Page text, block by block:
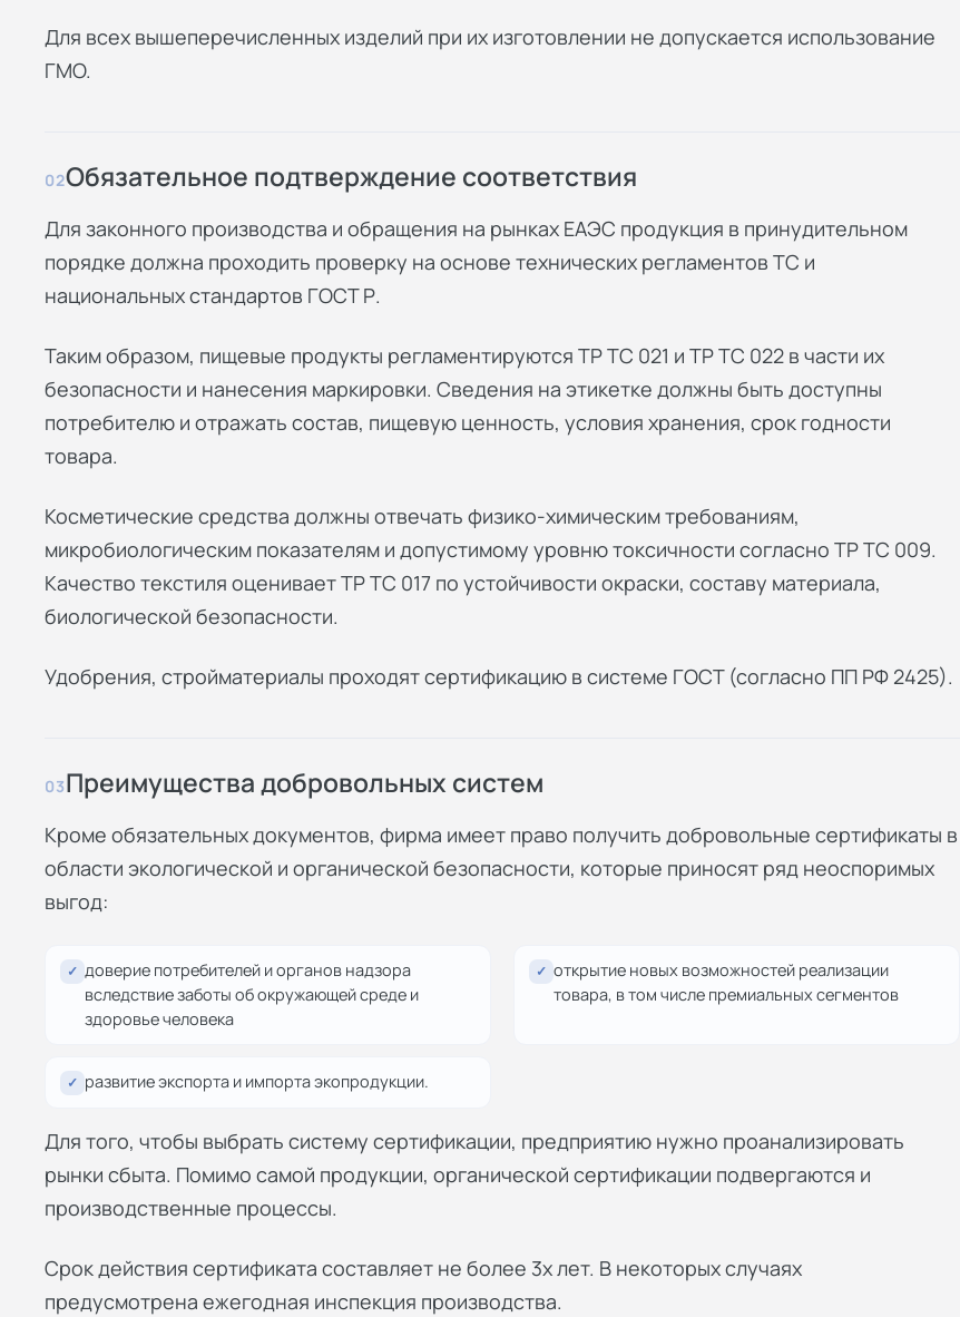
Для всех вышеперечисленных изделий при их изготовлении не допускается использование
ГМО.
02Обязательное подтверждение соответствия
Для законного производства и обращения на рынках ЕАЭС продукция в принудительном
порядке должна проходить проверку на основе технических регламентов ТС и
национальных стандартов ГОСТ Р.
Таким образом, пищевые продукты регламентируются ТР ТС 021 и ТР ТС 022 в части их
безопасности и нанесения маркировки. Сведения на этикетке должны быть доступны
потребителю и отражать состав, пищевую ценность, условия хранения, срок годности
товара.
Косметические средства должны отвечать физико-химическим требованиям,
микробиологическим показателям и допустимому уровню токсичности согласно ТР ТС 009.
Качество текстиля оценивает ТР ТС 017 по устойчивости окраски, составу материала,
биологической безопасности.
Удобрения, стройматериалы проходят сертификацию в системе ГОСТ (согласно ПП РФ 2425).
03Преимущества добровольных систем
Кроме обязательных документов, фирма имеет право получить добровольные сертификаты в
области экологической и органической безопасности, которые приносят ряд неоспоримых
выгод:
✓ доверие потребителей и органов надзора
вследствие заботы об окружающей среде и
здоровье человека
✓ открытие новых возможностей реализации
товара, в том числе премиальных сегментов
✓ развитие экспорта и импорта экопродукции.
Для того, чтобы выбрать систему сертификации, предприятию нужно проанализировать
рынки сбыта. Помимо самой продукции, органической сертификации подвергаются и
производственные процессы.
Срок действия сертификата составляет не более 3х лет. В некоторых случаях
предусмотрена ежегодная инспекция производства.